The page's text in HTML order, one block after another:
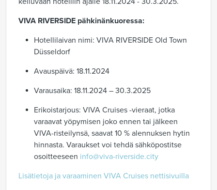
VIVA RIVERSIDE pähkinänkuoressa:
Hotellilaivan nimi: VIVA RIVERSIDE Old Town
Düsseldorf
Avauspäivä: 18.11.2024
Varausaika: 18.11.2024 – 30.3.2025
Erikoistarjous: VIVA Cruises -vieraat, jotka
varaavat yöpymisen joko ennen tai jälkeen
VIVA-risteilynsä, saavat 10 % alennuksen hytin
hinnasta. Varaukset voi tehdä sähköpostitse
osoitteeseen info@viva-riverside.city
Lisätietoja ja varaaminen VIVA Cruises nettisivuilla